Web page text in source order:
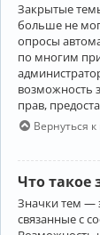
Закрытые
больше не
опросы
по многим
возможность
прав,
Вернуться
Что такое
Значки тем —
связанные с